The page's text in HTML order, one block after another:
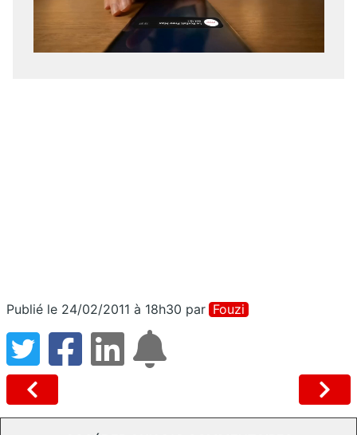
Publié le 24/02/2011 à 18h30 par Fouzi